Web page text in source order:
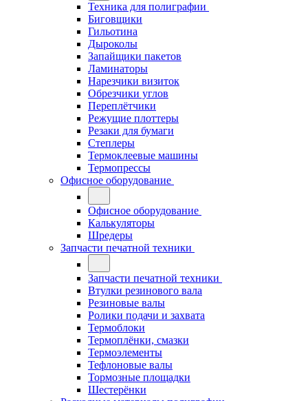
Техника для полиграфии
Биговщики
Гильотина
Дыроколы
Запайщики пакетов
Ламинаторы
Нарезчики визиток
Обрезчики углов
Переплётчики
Режущие плоттеры
Резаки для бумаги
Степлеры
Термоклеевые машины
Термопрессы
Офисное оборудование
Офисное оборудование
Калькуляторы
Шредеры
Запчасти печатной техники
Запчасти печатной техники
Втулки резинового вала
Резиновые валы
Ролики подачи и захвата
Термоблоки
Термоплёнки, смазки
Термоэлементы
Тефлоновые валы
Тормозные площадки
Шестерёнки